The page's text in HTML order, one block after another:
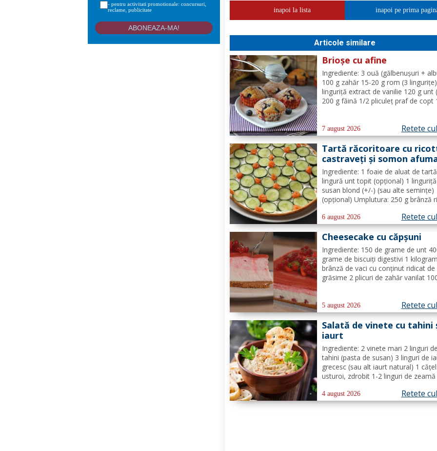
- pentru activitati promotionale: concursuri,
reclame, publicitate
inapoi la lista inapoi pe prima
Articole similare
Brioșe cu afine
Ingrediente: 3 ouă (gălbenușuri +
100 g zahăr 15-20 g rom (3
linguriță extract de vanilie 120 g unt
200 g făină 1/2 pliculeț praf de copt
Se adaugă untul topit, făina și praful
7 august 2026 Retete
Tartă răcoritoare cu
castraveți și somon
Ingrediente: 1 foaie de aluat de
lingură unt topit (opțional) 1
susan blond (+/-) (sau alte semințe)
(opțional) Umplutura: 250 g brânză
verde (+/-) piper Toppinguri: 1
80 gr somon afumat 1 linguriță
de susan...
6 august 2026 Retete
Cheesecake cu căpșuni
Ingrediente: 150 de grame de unt
grame de biscuiți digestivi 1
brânză de vaci cu conținut ridicat de
grăsime 2 plicuri de zahăr vanilat
smântână pentru frișcă 4 foi de
hidratate în apă rece...
5 august 2026 Retete
Salată de vinete cu tahini
iaurt
Ingrediente: 2 vinete mari 2 linguri de
tahini (pasta de susan) 3 linguri de
grecesc (sau alt iaurt natural) 1
usturoi, zdrobit 1-2 linguri de zeamă
Opțional: pătrunjel proaspăt tocat
decor Mod de preparare: Coace
4 august 2026 Retete